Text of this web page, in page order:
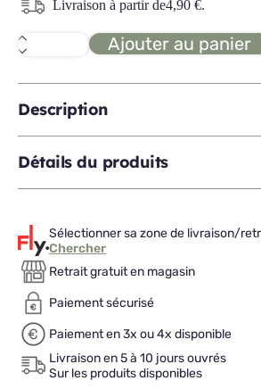
Livraison à partir de4,90 €.
quantité
de
housse
de
couette
140x200
Ajouter au panier
Description
Détails du produits
Sélectionner sa zone de livraison/
Chercher
Retrait gratuit en magasin
Paiement sécurisé
Paiement en 3x ou 4x disponible
Livraison en 5 à 10 jours ouvrés
Sur les produits disponibles